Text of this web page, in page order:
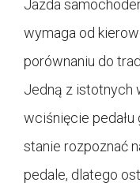
Jazda
wymaga od
porównaniu do
Jedną z istotnych
wciśnięcie pedału
stanie rozpoznać
pedale, dlatego